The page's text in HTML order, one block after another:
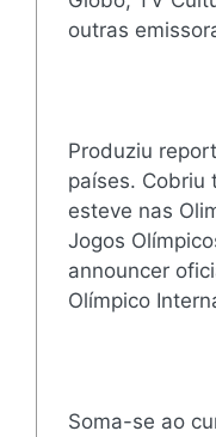
outras
Produziu
países. Cobriu
esteve nas
Jogos
announcer
Olímpico
Soma-se ao